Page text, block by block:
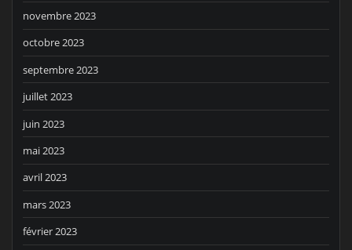
novembre 2023
octobre 2023
septembre 2023
juillet 2023
juin 2023
mai 2023
avril 2023
mars 2023
février 2023